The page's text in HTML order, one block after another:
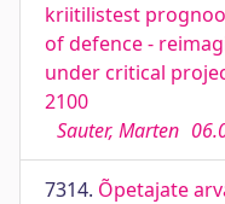
kriitilistest
of defence -
under critical
2100
Sauter, Marten
7314. Õpetajate